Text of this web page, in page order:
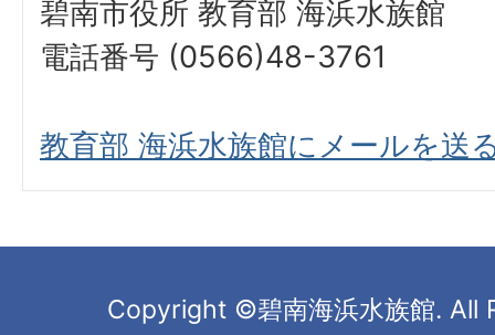
碧南市役所 教育部 海浜水族館
電話番号 (0566)48-3761
教育部 海浜水族館にメールを送
Copyright ©碧南海浜水族館. All